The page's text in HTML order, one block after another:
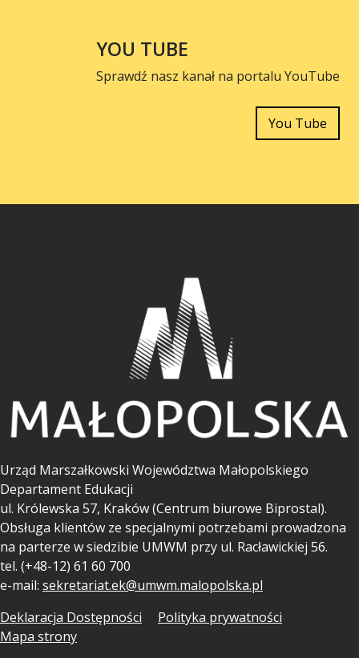
YOU TUBE
Sprawdź nasz kanał na portalu YouTube
You Tube
Urząd Marszałkowski Województwa Małopolskiego
Departament Edukacji
ul. Królewska 57, Kraków (Centrum biurowe Biprostal).
Obsługa klientów ze specjalnymi potrzebami prowadzona
na parterze w siedzibie UMWM przy ul. Racławickiej 56.
tel. (+48-12) 61 60 700
e-mail: sekretariat.ek@umwm.malopolska.pl
Deklaracja Dostępności
Polityka prywatności
Mapa strony